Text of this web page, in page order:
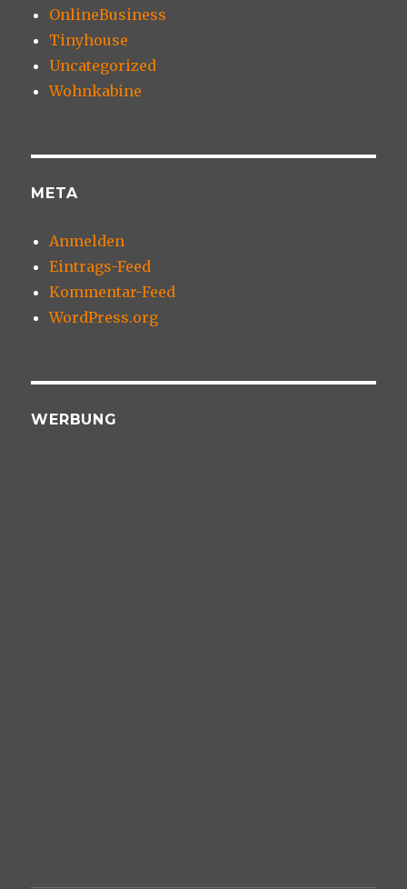
OnlineBusiness
Tinyhouse
Uncategorized
Wohnkabine
META
Anmelden
Eintrags-Feed
Kommentar-Feed
WordPress.org
WERBUNG